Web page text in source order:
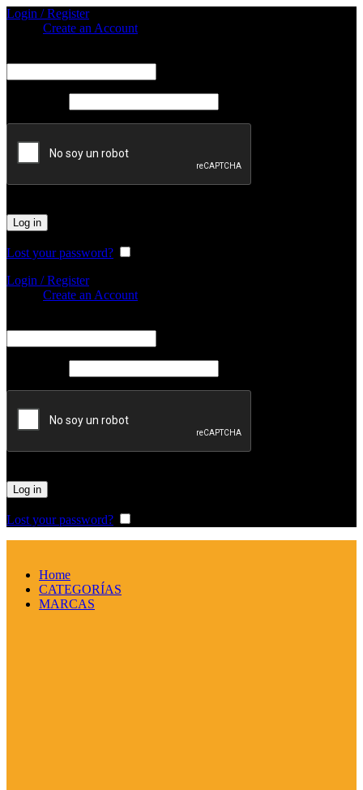
Login / Register
Create an Account
Log in
Lost your password?
Login / Register
Create an Account
Log in
Lost your password?
Home
CATEGORÍAS
MARCAS